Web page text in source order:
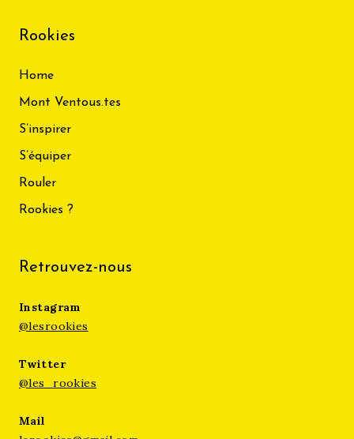
Rookies
Home
Mont Ventous.tes
S’inspirer
S’équiper
Rouler
Rookies ?
Retrouvez-nous
Instagram
@lesrookies
Twitter
@les_rookies
Mail